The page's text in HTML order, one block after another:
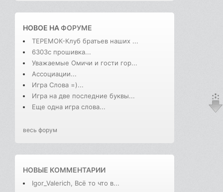
НОВОЕ НАФОРУМЕ
ТЕРЕМОК-Клуб братьев наших ...
6303с прошивка...
Уважаемые Омичи и гости гор...
Ассоциации...
Игра Слова =)...
Игра на две последние буквы...
Еще одна игра слова...
весь форум
НОВЫЕ КОММЕНТАРИИ
Igor_Valerich, Всё то что в...